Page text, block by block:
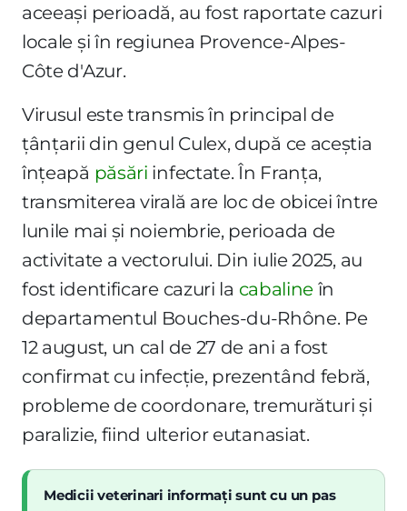
aceeași perioadă, au fost raportate cazuri
locale și în regiunea Provence-Alpes-
Côte d'Azur.
Virusul este transmis în principal de
țânțarii din genul Culex, după ce aceștia
înțeapă păsări infectate. În Franța,
transmiterea virală are loc de obicei între
lunile mai și noiembrie, perioada de
activitate a vectorului. Din iulie 2025, au
fost identificare cazuri la cabaline în
departamentul Bouches-du-Rhône. Pe
12 august, un cal de 27 de ani a fost
confirmat cu infecție, prezentând febră,
probleme de coordonare, tremurături și
paralizie, fiind ulterior eutanasiat.
Medicii veterinari informați sunt cu un pas